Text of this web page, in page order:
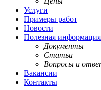
Услуги
Примеры работ
Новости
Полезная информация
Документы
Статьи
Вопросы и
Вакансии
Контакты